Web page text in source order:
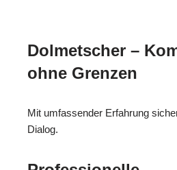
Dolmetscher –
ohne Grenzen
Mit umfassender Erfahrung
Dialog.